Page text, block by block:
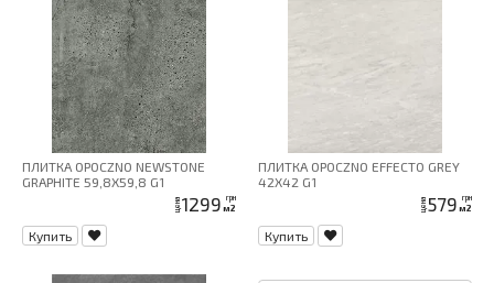
ПЛИТКА OPOCZNO NEWSTONE
GRAPHITE 59,8X59,8 G1
цена1299 грн
м2
Купить
ПЛИТКА OPOCZNO EFFECTO GREY
42X42 G1
цена 579 грн
м2
Купить